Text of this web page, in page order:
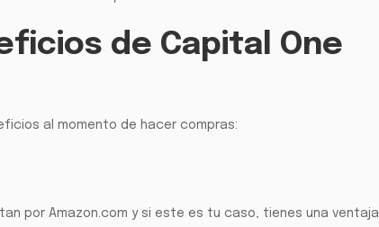
de Capital One
al momento de hacer compras:
por Amazon.com y si este es tu caso, tienes una ventaja